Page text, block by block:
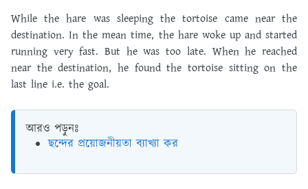
While the hare was sleeping the tortoise came near the
destination. In the mean time, the hare woke up and started
running very fast. But he was too late. When he reached
near the destination, he found the tortoise sitting on the
last line i.e. the goal.
আরও পড়ুনঃ
ছন্দের প্রয়োজনীয়তা ব্যাখ্যা কর